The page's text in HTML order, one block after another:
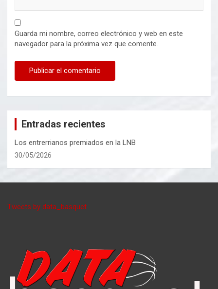
Guarda mi nombre, correo electrónico y web en este
navegador para la próxima vez que comente.
Entradas recientes
Los entrerrianos premiados en la LNB
30/05/2026
Tweets by data_basquet